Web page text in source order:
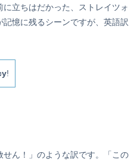
立ちはだかった、ストレイツォ
憶に残るシーンですが、英語訳
!
せん！」のような訳です。「この